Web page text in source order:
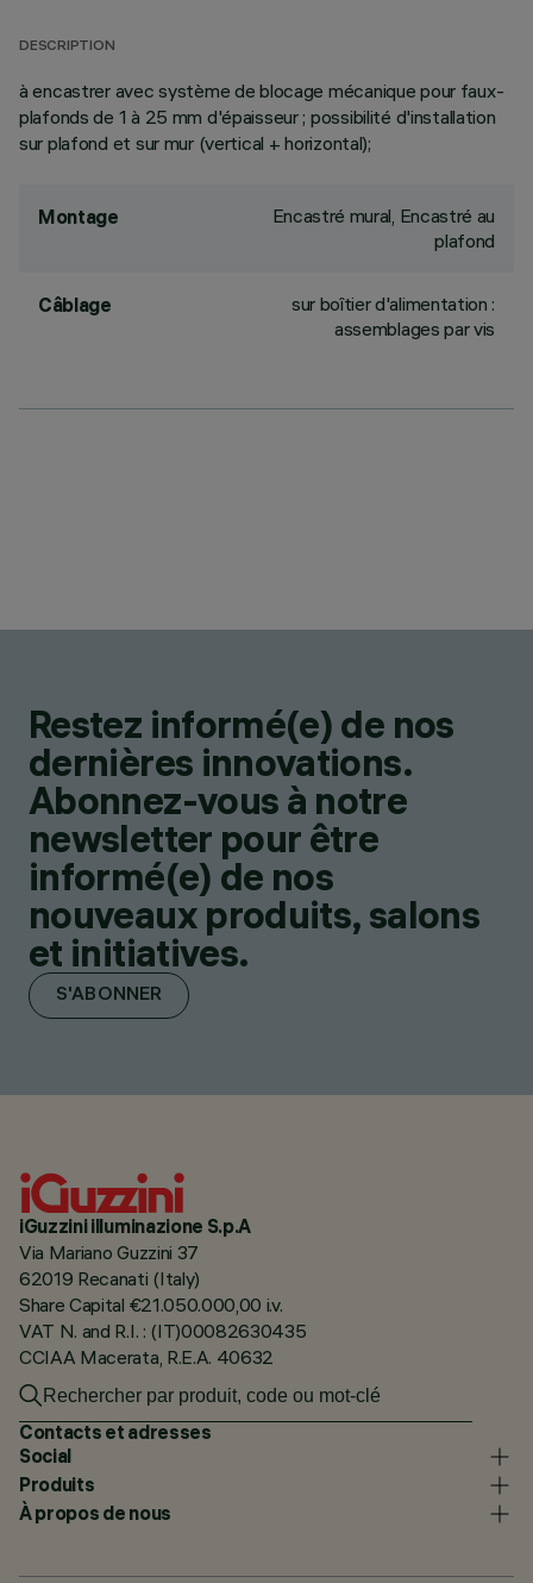
DESCRIPTION
à encastrer avec système de blocage mécanique pour faux-
plafonds de 1 à 25 mm d'épaisseur ; possibilité d'installation
sur plafond et sur mur (vertical + horizontal);
Montage
Encastré mural, Encastré au
plafond
Câblage
sur boîtier d'alimentation :
assemblages par vis
Restez informé(e) de nos
dernières innovations.
Abonnez-vous à notre
newsletter pour être
informé(e) de nos
nouveaux produits, salons
et initiatives.
S'ABONNER
iGuzzini illuminazione S.p.A
Via Mariano Guzzini 37
62019 Recanati (Italy)
Share Capital €21.050.000,00 i.v.
VAT N. and R.I. : (IT)00082630435
CCIAA Macerata, R.E.A. 40632
Contacts et adresses
Social
Produits
À propos de nous